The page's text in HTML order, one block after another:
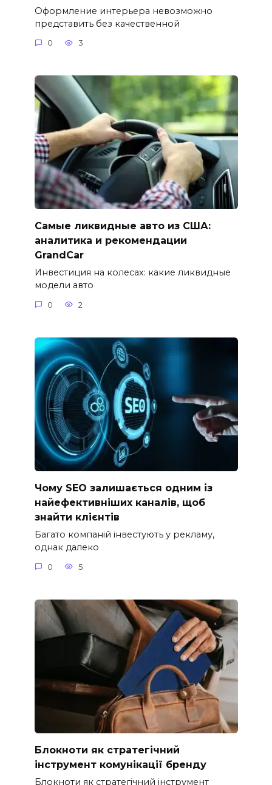
Оформление интерьера невозможно
представить без качественной
0 3
Самые ликвидные авто из США:
аналитика и рекомендации
GrandCar
Инвестиция на колесах: какие ликвидные
модели авто
0 2
Чому SEO залишається одним із
найефективніших каналів, щоб
знайти клієнтів
Багато компаній інвестують у рекламу,
однак далеко
0 5
Блокноти як стратегічний
інструмент комунікації бренду
Блокноти як стратегічний інструмент